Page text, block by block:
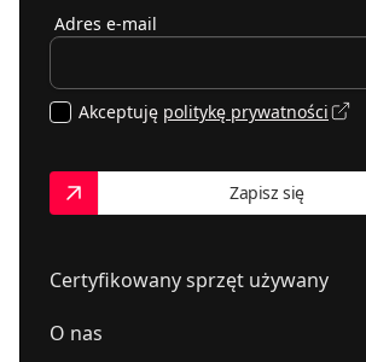
Certyfikowany sprzęt używany
O nas
Adres e-mail
Akceptuję politykę prywatności
Zapisz się